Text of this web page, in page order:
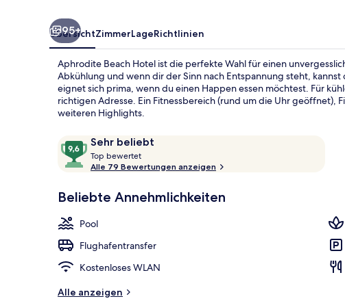
95+
ÜbersichtZimmerLageRichtlinien
Aphrodite Beach Hotel ist die perfekte Wahl für einen
Abkühlung und wenn dir der Sinn nach Entspannung steht,
eignet sich prima, wenn du einen Happen essen möchtest. Für
richtigen Adresse. Ein Fitnessbereich (rund um die Uhr geöffnet),
weiteren Highlights.
Bewertungen
Sehr beliebt
9,6
von
10,
beliebt
Top bewertet
o
b
e
r
t
Alle 79 Bewertungen anzeigen
Beliebte Annehmlichkeiten
Pool
Flughafentransfer
Kostenloses WLAN
Alle anzeigen